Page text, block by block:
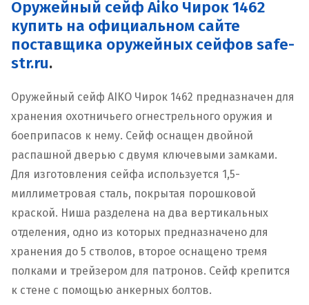
Оружейный сейф Aiko Чирок 1462
купить на официальном сайте
поставщика оружейных сейфов safe-
str.ru.
Оружейный сейф AIKO Чирок 1462 предназначен для
хранения охотничьего огнестрельного оружия и
боеприпасов к нему. Сейф оснащен двойной
распашной дверью с двумя ключевыми замками.
Для изготовления сейфа используется 1,5-
миллиметровая сталь, покрытая порошковой
краской. Ниша разделена на два вертикальных
отделения, одно из которых предназначено для
хранения до 5 стволов, второе оснащено тремя
полками и трейзером для патронов. Сейф крепится
к стене с помощью анкерных болтов.